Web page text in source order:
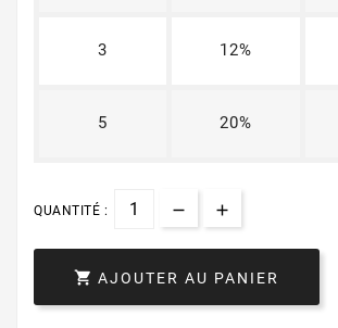
3 12%
5 20%
QUANTITÉ :
 AJOUTER AU PANIER